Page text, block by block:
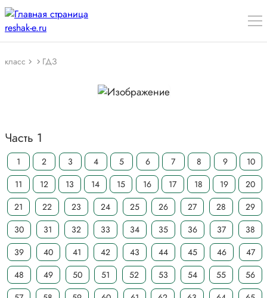
класс ГДЗ
Часть 1
1 2 3 4 5 6 7 8 9
10
11
12 13 14 15 16 17 18 19
20
21
22 23 24 25 26 27 28
29
30
31 32 33 34 35 36 37
38
39
40 41 42 43 44 45 46
47
48
49 50 51 52 53 54 55
56